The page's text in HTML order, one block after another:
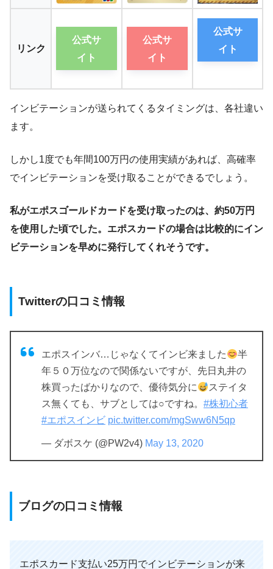
リンク
公式サ
イト
公式サ
イト
公式サ
イト
インビテーションが送られてくるタイミングは、各社違い
ます。
しかし1度でも年間100万円の使用実績があれば、高確率
でインビテーションを受け取ることができるでしょう。
私がエポスゴールドカードを受け取ったのは、約50万円
を使用した頃でした。エポスカードの場合は比較的にイン
ビテーションを早めに発行してくれそうです。
Twitterの口コミ情報
エポスインバ…じゃなくてインビ来ました
半
年５０万位なので関係ないですが、先日丸井の
株買ったばかりなので、優待気分に
ステイタ
ス無くても、サブとしては○ですね。 #株初心者
#エポスインビ pic.twitter.com/mgSww6N5qp
— ダボスケ (@PW2v4) May 13, 2020
ブログの口コミ情報
エポスカード支払い25万円でインビテーションが来